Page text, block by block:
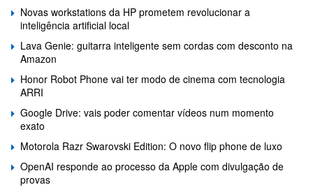
Novas workstations da HP prometem revolucionar a
inteligência artificial local
Lava Genie: guitarra inteligente sem cordas com desconto na
Amazon
Honor Robot Phone vai ter modo de cinema com tecnologia
ARRI
Google Drive: vais poder comentar vídeos num momento
exato
Motorola Razr Swarovski Edition: O novo flip phone de luxo
OpenAI responde ao processo da Apple com divulgação de
provas